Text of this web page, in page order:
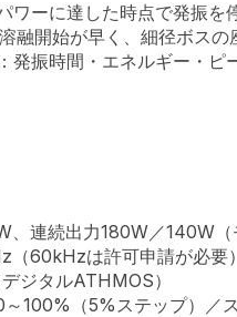
ワーに達した時点で発振
融開始が早く、細径ボス
発振時間・エネルギー・
連続出力180W／140W（
60kHzは許可申請が必要）
ジタルATHMOS）
～100%（5%ステップ）／